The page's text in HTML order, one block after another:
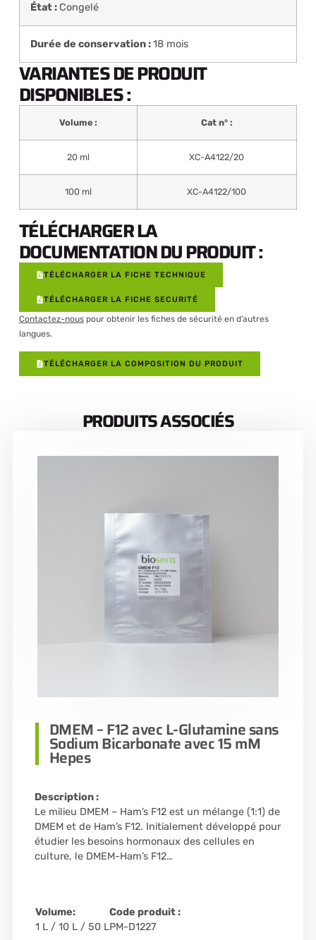
État : Congelé
Durée de conservation :18 mois
VARIANTES DE PRODUIT
DISPONIBLES :
Volume : Cat n° :
20 ml XC-A4122/20
100 ml XC-A4122/100
TÉLÉCHARGER LA
DOCUMENTATION DU PRODUIT :
TÉLÉCHARGER LA FICHE TECHNIQUE
TÉLÉCHARGER LA FICHE SECURITÉ
Contactez-nouspour obtenir les fiches de sécurité en d’autres
langues.
TÉLÉCHARGER LA COMPOSITION DU PRODUIT
PRODUITS ASSOCIÉS
DMEM – F12 avec L-Glutamine sans
Sodium Bicarbonate avec 15 mM
Hepes
Description :
Le milieu DMEM – Ham’s F12 est un mélange (1:1) de
DMEM et de Ham’s F12. Initialement développé pour
étudier les besoins hormonaux des cellules en
culture, le DMEM-Ham’s F12…
Volume:
1 L / 10 L / 50 L
Code produit :
PM-D1227